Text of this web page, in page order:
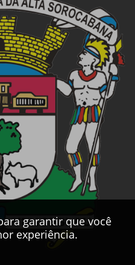
garantir que você
experiência.